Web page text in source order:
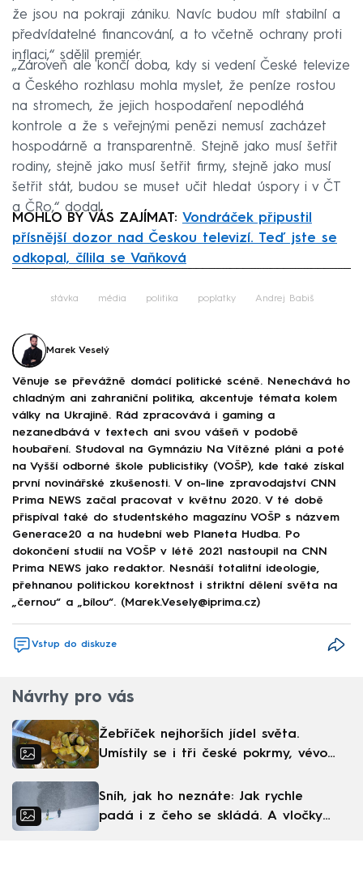
že jsou na pokraji zániku. Navíc budou mít stabilní a
předvídatelné financování, a to včetně ochrany proti
inflaci,“ sdělil premiér.
„Zároveň ale končí doba, kdy si vedení České televize
a Českého rozhlasu mohla myslet, že peníze rostou
na stromech, že jejich hospodaření nepodléhá
kontrole a že s veřejnými penězi nemusí zacházet
hospodárně a transparentně. Stejně jako musí šetřit
rodiny, stejně jako musí šetřit firmy, stejně jako musí
šetřit stát, budou se muset učit hledat úspory i v ČT
a ČRo,“ dodal.
MOHLO BY VÁS ZAJÍMAT: Vondráček připustil
přísnější dozor nad Českou televizí. Teď jste se
odkopal, čílila se Vaňková
stávka média politika poplatky Andrej Babiš
Marek Veselý
Věnuje se převážně domácí politické scéně. Nenechává ho
chladným ani zahraniční politika, akcentuje témata kolem
války na Ukrajině. Rád zpracovává i gaming a
nezanedbává v textech ani svou vášeň v podobě
houbaření. Studoval na Gymnáziu Na Vítězné pláni a poté
na Vyšší odborné škole publicistiky (VOŠP), kde také získal
první novinářské zkušenosti. V on-line zpravodajství CNN
Prima NEWS začal pracovat v květnu 2020. V té době
přispíval také do studentského magazínu VOŠP s názvem
Generace20 a na hudební web Planeta Hudba. Po
dokončení studií na VOŠP v létě 2021 nastoupil na CNN
Prima NEWS jako redaktor. Nesnáší totalitní ideologie,
přehnanou politickou korektnost i striktní dělení světa na
„černou“ a „bílou“. (Marek.Vesely@iprima.cz)
Vstup do diskuze
Návrhy pro vás
Žebříček nejhorších jídel světa.
Umístily se i tři české pokrmy, vévodí
Sníh, jak ho neznáte: Jak rychle
padá i z čeho se skládá. A vločky